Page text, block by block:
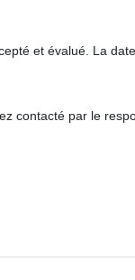
et évalué. La
contacté par le